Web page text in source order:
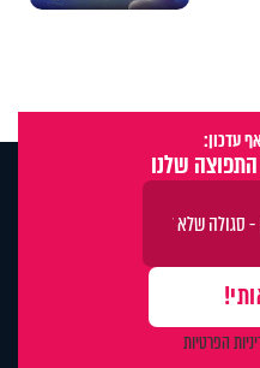
עדכון:
שלנו
הפרטיות